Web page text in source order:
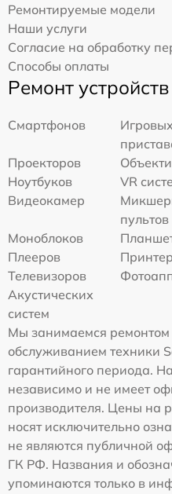
Ремонтируемые модели
Наши услуги
Согласие на обработку
Способы оплаты
Ремонт устройств
Смартфонов
Проекторов
Ноутбуков
VR
Видеокамер
пультов
Моноблоков
Плееров
Телевизоров
Акустических
систем
Мы занимаемся ремонтом
обслуживанием техники
гарантийного периода.
независимо и не имеет
производителя. Цены на
носят исключительно
не являются публичной
ГК РФ. Названия и
упоминаются только в